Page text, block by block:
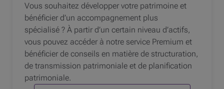
Vous souhaitez développer votre patrimoine et
bénéficier d’un accompagnement plus
spécialisé ? À partir d’un certain niveau d’actifs,
vous pouvez accéder à notre service Premium et
bénéficier de conseils en matière de structuration,
de transmission patrimoniale et de planification
patrimoniale.